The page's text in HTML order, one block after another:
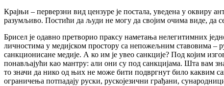
Крајњи – перверзни вид цензуре је постала, уведена у оквиру
разумљиво. Постићи да људи не могу да својим очима виде, да
Брисел је одавно претворио праксу наметања нелегитимних
личностима у медијском простору са непожељним ставовима –
санкционисане медије. А ко им је увео санкције? Под којим
понављајући као мантру: али они су под санкцијама. Шта вам
то значи да нико од њих не може бити подвргнут било каквим
ограничења потпадају руски, рускојезични грађани,